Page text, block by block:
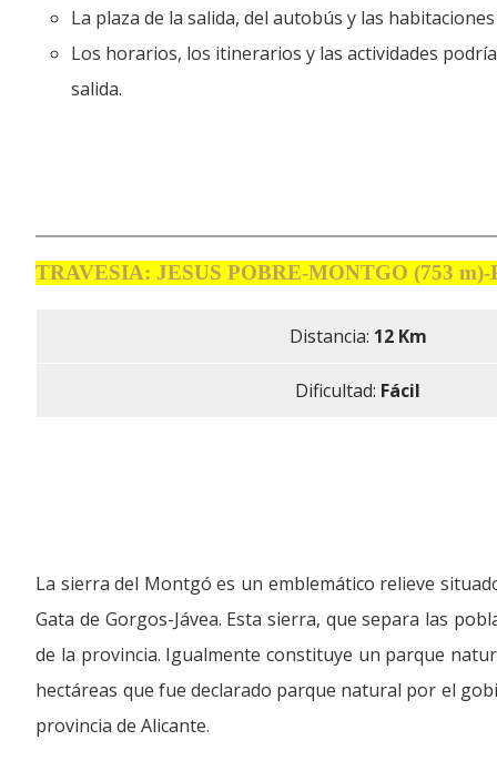
La plaza de la salida, del autobús y las
Los horarios, los itinerarios y las actividades
salida.
TRAVESIA: JESUS POBRE-MONTGO (753
Distancia: 12 Km
Dificultad: Fácil
La sierra del Montgó es un emblemático relieve
Gata de Gorgos-Jávea. Esta sierra, que separa las
de la provincia. Igualmente constituye un parque
hectáreas que fue declarado parque natural por el
provincia de Alicante.